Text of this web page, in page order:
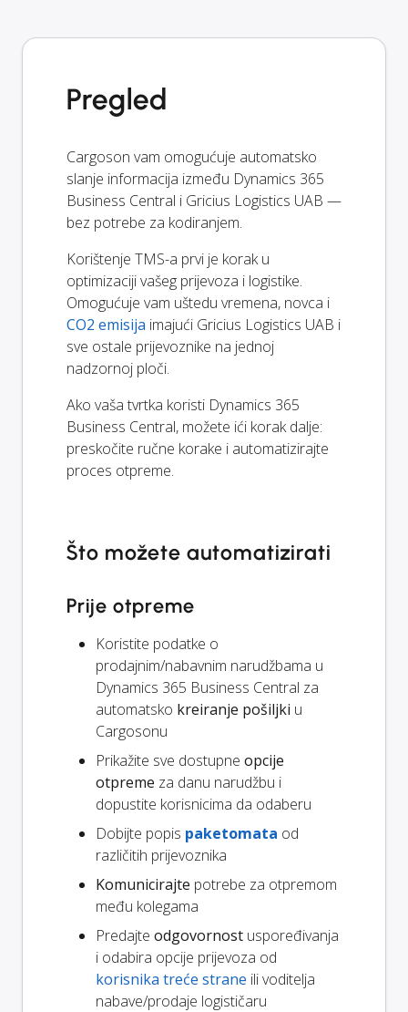
Pregled
Cargoson vam omogućuje automatsko
slanje informacija između Dynamics 365
Business Central i Gricius Logistics UAB —
bez potrebe za kodiranjem.
Korištenje TMS-a prvi je korak u
optimizaciji vašeg prijevoza i logistike.
Omogućuje vam uštedu vremena, novca i
CO2 emisija imajući Gricius Logistics UAB i
sve ostale prijevoznike na jednoj
nadzornoj ploči.
Ako vaša tvrtka koristi Dynamics 365
Business Central, možete ići korak dalje:
preskočite ručne korake i automatizirajte
proces otpreme.
Što možete automatizirati
Prije otpreme
Koristite podatke o
prodajnim/nabavnim narudžbama u
Dynamics 365 Business Central za
automatsko kreiranje pošiljki u
Cargosonu
Prikažite sve dostupne opcije
otpreme za danu narudžbu i
dopustite korisnicima da odaberu
Dobijte popis paketomata od
različitih prijevoznika
Komunicirajte potrebe za otpremom
među kolegama
Predajte odgovornost uspoređivanja
i odabira opcije prijevoza od
korisnika treće strane ili voditelja
nabave/prodaje logističaru